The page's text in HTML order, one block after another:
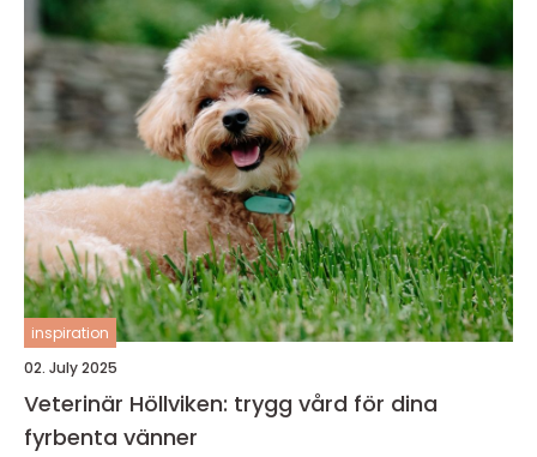
inspiration
02. July 2025
Veterinär Höllviken: trygg vård för dina
fyrbenta vänner